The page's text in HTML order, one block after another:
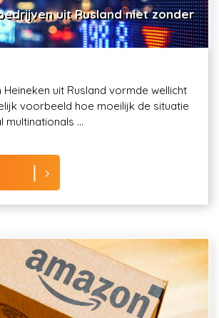
uit Rusland niet zonder
uit Rusland vormde wellicht
voorbeeld hoe moeilijk de situatie
...